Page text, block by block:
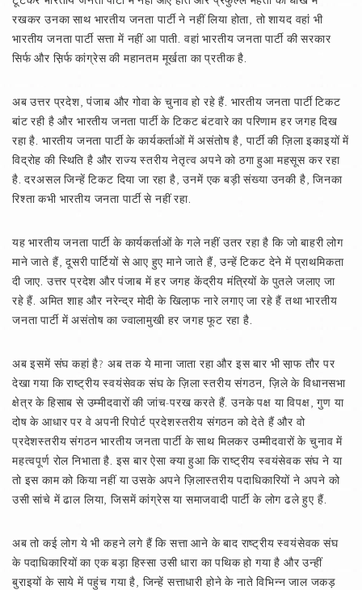
रखकर उनका साथ भारतीय जनता पार्टी ने नहीं लिया होता, तो शायद वहां भी
भारतीय जनता पार्टी सत्ता में नहीं आ पाती. वहां भारतीय जनता पार्टी की सरकार
सिर्फ और स़िर्फ कांग्रेस की महानतम मूर्खता का प्रतीक है.
अब उत्तर प्रदेश, पंजाब और गोवा के चुनाव हो रहे हैं. भारतीय जनता पार्टी टिकट
बांट रही है और भारतीय जनता पार्टी के टिकट बंटवारे का परिणाम हर जगह दिख
रहा है. भारतीय जनता पार्टी के कार्यकर्ताओं में असंतोष है, पार्टी की ज़िला इकाइयों में
विद्रोह की स्थिति है और राज्य स्तरीय नेतृत्व अपने को ठगा हुआ महसूस कर रहा
है. दरअसल जिन्हें टिकट दिया जा रहा है, उनमें एक बड़ी संख्या उनकी है, जिनका
रिश्ता कभी भारतीय जनता पार्टी से नहीं रहा.
यह भारतीय जनता पार्टी के कार्यकर्ताओं के गले नहीं उतर रहा है कि जो बाहरी लोग
माने जाते हैं, दूसरी पार्टियों से आए हुए माने जाते हैं, उन्हें टिकट देने में प्राथमिकता
दी जाए. उत्तर प्रदेश और पंजाब में हर जगह केंद्रीय मंत्रियों के पुतले जलाए जा
रहे हैं. अमित शाह और नरेन्द्र मोदी के खिला़फ नारे लगाए जा रहे हैं तथा भारतीय
जनता पार्टी में असंतोष का ज्वालामुखी हर जगह फूट रहा है.
अब इसमें संघ कहां है? अब तक ये माना जाता रहा और इस बार भी सा़फ तौर पर
देखा गया कि राष्ट्रीय स्वयंसेवक संघ के ज़िला स्तरीय संगठन, ज़िले के विधानसभा
क्षेत्र के हिसाब से उम्मीदवारों की जांच-परख करते हैं. उनके पक्ष या विपक्ष, गुण या
दोष के आधार पर वे अपनी रिपोर्ट प्रदेशस्तरीय संगठन को देते हैं और वो
प्रदेशस्तरीय संगठन भारतीय जनता पार्टी के साथ मिलकर उम्मीदवारों के चुनाव में
महत्वपूर्ण रोल निभाता है. इस बार ऐसा क्या हुआ कि राष्ट्रीय स्वयंसेवक संघ ने या
तो इस काम को किया नहीं या उसके अपने ज़िलास्तरीय पदाधिकारियों ने अपने को
उसी सांचे में ढाल लिया, जिसमें कांग्रेस या समाजवादी पार्टी के लोग ढले हुए हैं.
अब तो कई लोग ये भी कहने लगे हैं कि सत्ता आने के बाद राष्ट्रीय स्वयंसेवक संघ
के पदाधिकारियों का एक बड़ा हिस्सा उसी धारा का पथिक हो गया है और उन्हीं
बुराइयों के साये में पहुंच गया है, जिन्हें सत्ताधारी होने के नाते विभिन्न जाल जकड़